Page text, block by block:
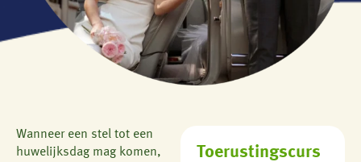
Wanneer een stel tot een
huwelijksdag mag komen,
Toerustingscurs